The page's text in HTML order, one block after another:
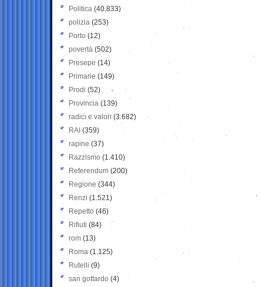
Politica (40.833)
polizia (253)
Porto (12)
povertà (502)
Presepe (14)
Primarie (149)
Prodi (52)
Provincia (139)
radici e valori (3.682)
RAI (359)
rapine (37)
Razzismo (1.410)
Referendum (200)
Regione (344)
Renzi (1.521)
Repetto (46)
Rifiuti (84)
rom (13)
Roma (1.125)
Rutelli (9)
san gottardo (4)